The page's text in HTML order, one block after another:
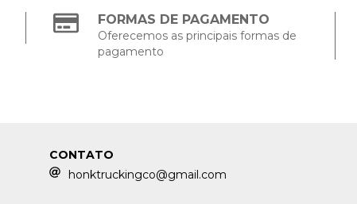
FORMAS DE PAGAMENTO
Oferecemos as principais formas de
pagamento
CONTATO
honktruckingco@gmail.com